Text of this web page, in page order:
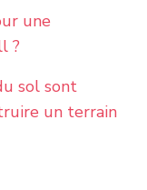
une
?
sol sont
un terrain